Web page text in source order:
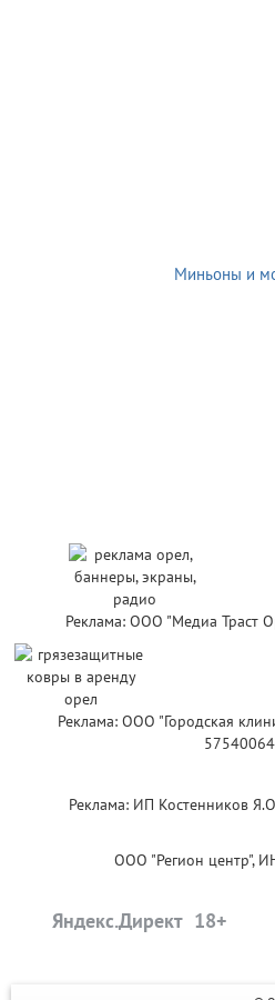
Миньоны и
Реклама: ООО "Медиа Траст
Реклама: ООО "Городская
Реклама: ИП Костенников
ООО "Регион центр",
Яндекс.Директ